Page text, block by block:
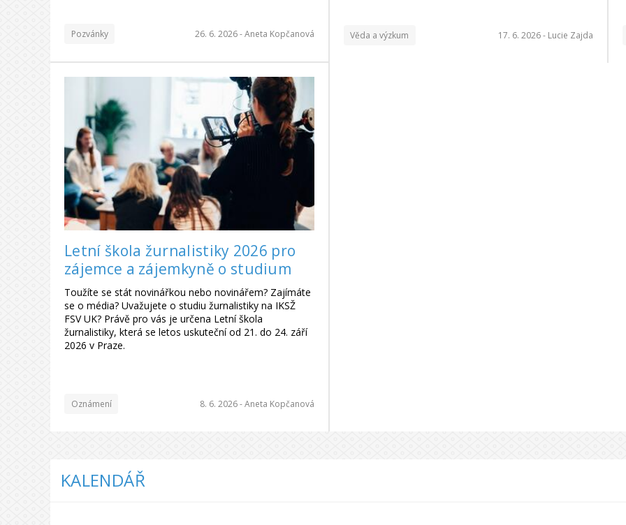
Pozvánky 26. 6. 2026 -Aneta Kopčanová Věda a výzkum 17. 6. 2026 - Lucie Zajda
Letní škola žurnalistiky 2026 pro
zájemce a zájemkyně o studium
Toužíte se stát novinářkou nebo novinářem? Zajímáte
se o média? Uvažujete o studiu žurnalistiky na IKSŽ
FSV UK? Právě pro vás je určena Letní škola
žurnalistiky, která se letos uskuteční od 21. do 24. září
2026 v Praze.
Oznámení 8. 6. 2026 -Aneta Kopčanová
KALENDÁŘ